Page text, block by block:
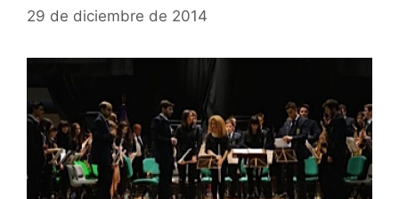
29 de diciembre de 2014